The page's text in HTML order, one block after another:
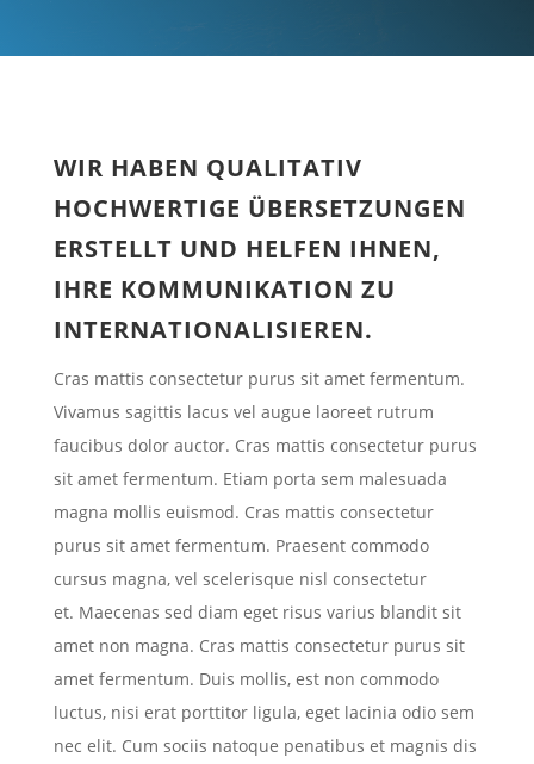
WIR HABEN QUALITATIV
HOCHWERTIGE ÜBERSETZUNGEN
ERSTELLT UND HELFEN IHNEN,
IHRE KOMMUNIKATION ZU
INTERNATIONALISIEREN.
Cras mattis consectetur purus sit amet fermentum.
Vivamus sagittis lacus vel augue laoreet rutrum
faucibus dolor auctor. Cras mattis consectetur purus
sit amet fermentum. Etiam porta sem malesuada
magna mollis euismod. Cras mattis consectetur
purus sit amet fermentum. Praesent commodo
cursus magna, vel scelerisque nisl consectetur
et. Maecenas sed diam eget risus varius blandit sit
amet non magna. Cras mattis consectetur purus sit
amet fermentum. Duis mollis, est non commodo
luctus, nisi erat porttitor ligula, eget lacinia odio sem
nec elit. Cum sociis natoque penatibus et magnis dis